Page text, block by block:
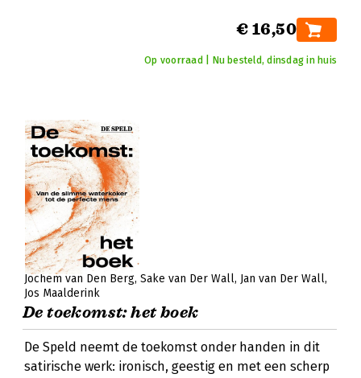
€ 16,50
Op voorraad | Nu besteld, dinsdag in huis
Jochem van Den Berg Sake van Der Wall Jan van Der Wall
Jos Maalderink
De toekomst: het boek
De Speld neemt de toekomst onder handen in dit
satirische werk: ironisch, geestig en met een scherp